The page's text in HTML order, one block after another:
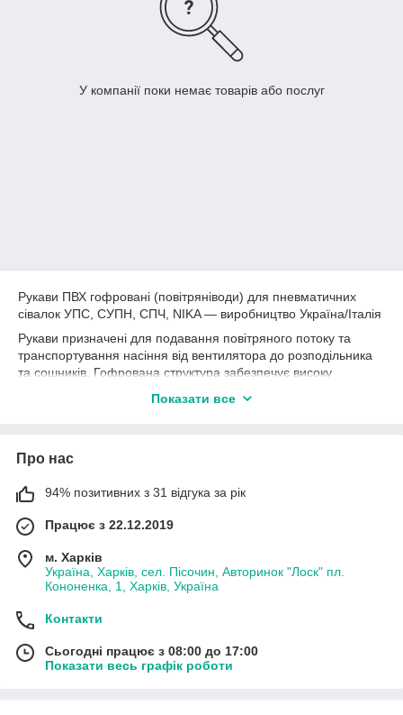
У компанії поки немає товарів або послуг
Рукави ПВХ гофровані (повітряніводи) для пневматичних
сівалок УПС, СУПН, СПЧ, NIKA — виробництво Україна/Італія
Рукави призначені для подавання повітряного потоку та
транспортування насіння від вентилятора до розподільника
та сошників. Гофрована структура забезпечує високу
стирання, вібрацій, вологи та впливу добрив.
безпосередньо впливає на рівномірність висівання.
Підходять для ремонту та заміни штатних рукавів
пневмосистеми.
✅ Застосування
• пневматичні сітвалки УПС
• сітвалки СУПН
• сітвалки СПЧ
• системи подавання повітря та насіння
🔧 Переваги
✔ виробництво Україна та Італія
Показати все
Про нас
94% позитивних з 31 відгука за рік
Працює з 22.12.2019
м. Харків
Україна, Харків, сел. Пісочин, Авторинок "Лоск" пл.
Кононенка, 1, Харків, Україна
Контакти
Сьогодні працює з 08:00 до 17:00
Показати весь графік роботи